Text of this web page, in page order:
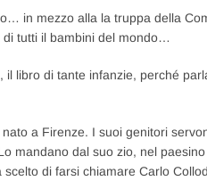
in mezzo alla la truppa della
tutti il bambini del mondo…
libro di tante infanzie, perché
a Firenze. I suoi genitori
mandano dal suo zio, nel
di farsi chiamare Carlo